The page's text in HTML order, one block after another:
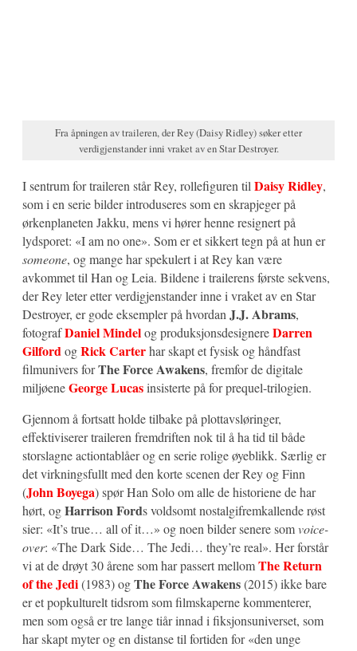
Fra åpningen av traileren, der Rey (Daisy Ridley) søker etter
verdigjenstander inni vraket av en Star Destroyer.
I sentrum for traileren står Rey, rollefiguren til Daisy Ridley,
som i en serie bilder introduseres som en skrapjeger på
ørkenplaneten Jakku, mens vi hører henne resignert på
lydsporet: «I am no one». Som er et sikkert tegn på at hun er
someone, og mange har spekulert i at Rey kan være
avkommet til Han og Leia. Bildene i trailerens første sekvens,
der Rey leter etter verdigjenstander inne i vraket av en Star
Destroyer, er gode eksempler på hvordan J.J. Abrams,
fotografDaniel Mindelog produksjonsdesignereDarren
GilfordogRick Carterhar skapt et fysisk og håndfast
filmunivers forThe Force Awakens, fremfor de digitale
miljøeneGeorge Lucasinsisterte på for prequel-trilogien.
Gjennom å fortsatt holde tilbake på plottavsløringer,
effektiviserer traileren fremdriften nok til å ha tid til både
storslagne actiontablåer og en serie rolige øyeblikk. Særlig er
det virkningsfullt med den korte scenen der Rey og Finn
(John Boyega) spør Han Solo om alle de historiene de har
hørt, ogHarrison Fords voldsomt nostalgifremkallende røst
sier: «It’s true… all of it…» og noen bilder senere somvoice-
over: «The Dark Side… The Jedi… they’re real». Her forstår
vi at de drøyt 30 årene som har passert mellomThe Return
of the Jedi(1983) ogThe Force Awakens(2015) ikke bare
er et popkulturelt tidsrom som filmskaperne kommenterer,
men som også er tre lange tiår innad i fiksjonsuniverset, som
har skapt myter og en distanse til fortiden for «den unge